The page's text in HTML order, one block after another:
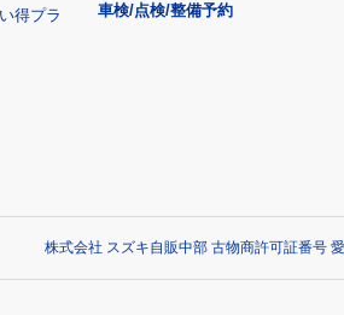
得プラ
車検/点検/整備予約
株式会社 スズキ自販中部 古物商許可証番号